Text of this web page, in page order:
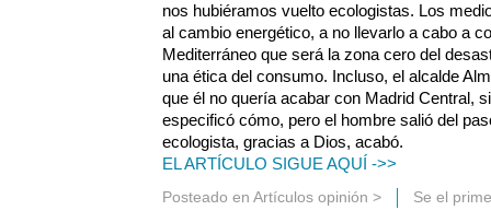
nos hubiéramos vuelto ecologistas. Los
al cambio energético, a no llevarlo a cabo a
Mediterráneo que será la zona cero del
una ética del consumo. Incluso, el alcalde
que él no quería acabar con Madrid Central,
especificó cómo, pero el hombre salió del
ecologista, gracias a Dios, acabó.
EL ARTÍCULO SIGUE AQUÍ ->>
Posteado en Artículos opinión > Se el